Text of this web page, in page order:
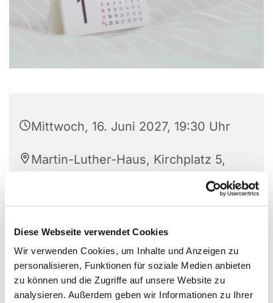
Diese Webseite verwendet Cookies
Wir verwenden Cookies, um Inhalte und Anzeigen zu
personalisieren, Funktionen für soziale Medien anbieten
zu können und die Zugriffe auf unsere Website zu
analysieren. Außerdem geben wir Informationen zu Ihrer
Mittwoch, 16. Juni 2027, 19:30 Uhr
Martin-Luther-Haus, Kirchplatz 5,
Rita Rentmeister